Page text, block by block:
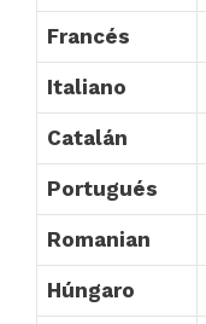
Francés
Italiano
Catalán
Portugués
Romanian
Húngaro